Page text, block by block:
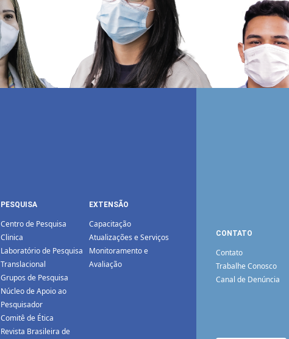
PESQUISA
Centro de Pesquisa
Clinica
Laboratório de Pesquisa
Translacional
Grupos de Pesquisa
Núcleo de Apoio ao
Pesquisador
Comitê de Ética
Revista Brasileira de
EXTENSÃO
Capacitação
Atualizações e Serviços
Monitoramento e
Avaliação
CONTATO
Contato
Trabalhe Conosco
Canal de Denúncia